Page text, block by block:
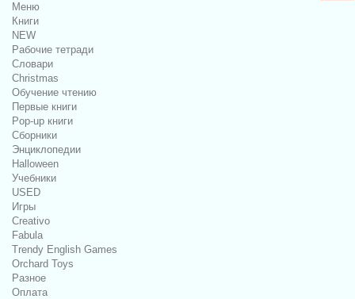
Меню
Книги
NEW
Рабочие тетради
Словари
Christmas
Обучение чтению
Первые книги
Pop-up книги
Сборники
Энциклопедии
Halloween
Учебники
USED
Игры
Creativo
Fabula
Trendy English Games
Orchard Toys
Разное
Оплата